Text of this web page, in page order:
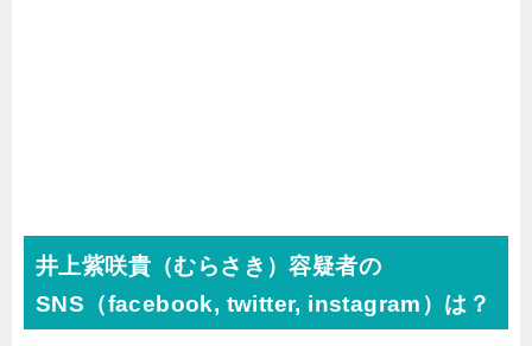
井上紫咲貴（むらさき）容疑者の
SNS（facebook, twitter, instagram）は？